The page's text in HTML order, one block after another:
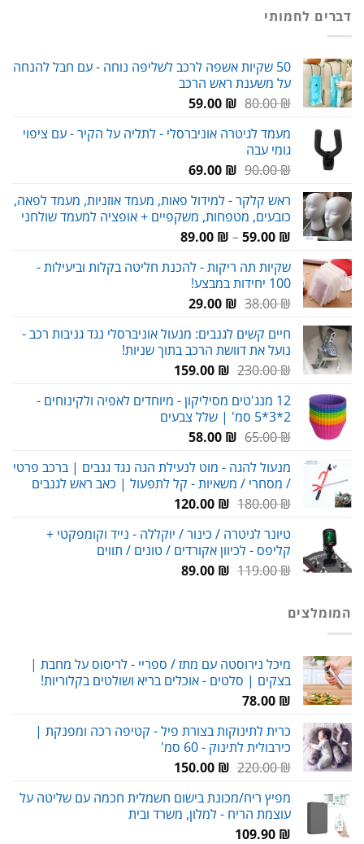
דברים לחמותי
50 שקיות אשפה לרכב לשליפה נוחה - עם חבל להנחה
על משענת ראש הרכב
80.00₪
המחיר
היה:
59.00 ₪
המחיר
הוא:
מעמד לגיטרה אוניברסלי - לתליה על הקיר - עם ציפוי
גומי עבה
90.00₪
המחיר
היה:
90.00 ₪.
69.00 ₪
המחיר
הוא:
69.00 ₪.
ראש קלקר - למידול פאות, מעמד אוזניות, מעמד לפאה,
כובעים, מטפחות, משקפיים + אופציה למעמד שולחני
59.00 ₪
–
89.00 ₪
טווח
שקיות תה ריקות - להכנת חליטה בקלות וביעילות -
100 יחידות במבצע!
38.00₪
המחיר
היה:
38.00 ₪.
29.00 ₪
המחיר
הוא:
29.00 ₪.
חיים קשים לגנבים: מנעול אוניברסלי נגד גניבות רכב -
נועל את דוושת הרכב בתוך שניות!
230.00₪
המחיר
היה:
230.00 ₪.
159.00 ₪
המחיר
הוא:
159.00 ₪.
12 מנג'טים מסיליקון - מיוחדים לאפיה ולקינוחים -
2*3*5 סמ' | שלל צבעים
65.00₪
המחיר
היה:
65.00 ₪.
58.00 ₪
המחיר
הוא:
58.00 ₪.
מנעול להגה - מוט לנעילת הגה נגד גנבים | ברכב פרטי
/ מסחרי / משאיות - קל לתפעול | כאב ראש לגנבים
180.00₪
המחיר
היה:
180.00 ₪.
120.00 ₪
המחיר
הוא:
120.00 ₪.
טיונר לגיטרה / כינור / יוקללה - נייד וקומפקטי +
קליפס - לכיוון אקורדים / טונים / תווים
119.00₪
המחיר89.00 ₪
המחיר
המומלצים
מיכל נירוסטה עם מתז / ספריי - לריסוס על מחבת |
בצקים | סלטים - אוכלים בריא ושולטים בקלוריות!
78.00 ₪
כרית לתינוקות בצורת פיל - קטיפה רכה ומפנקת |
כירבולית לתינוק - 60 סמ'
220.00₪
המחיר
היה:
220.00 ₪.
150.00 ₪
המחיר
הוא:
150.00 ₪.
מפיץ ריח/מכונת בישום חשמלית חכמה עם שליטה על
עוצמת הריח - למלון, משרד ובית
109.90 ₪